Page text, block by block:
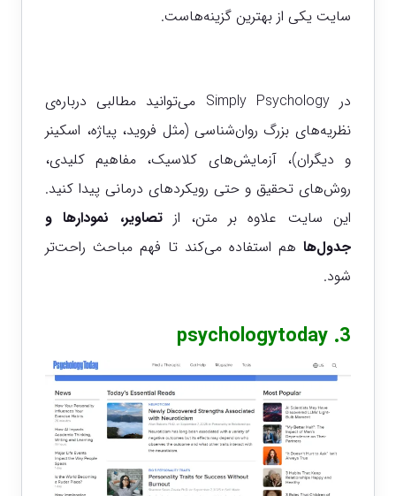
سایت یکی از بهترین گزینه‌هاست.
در Simply Psychology می‌توانید مطالبی درباره‌ی
نظریه‌های بزرگ روان‌شناسی (مثل فروید، پیاژه، اسکینر
و دیگران)، آزمایش‌های کلاسیک، مفاهیم کلیدی،
روش‌های تحقیق و حتی رویکردهای درمانی پیدا کنید.
این سایت علاوه بر متن، ازتصاویر، نمودارها و
جدول‌ها هم استفاده می‌کند تا فهم مباحث راحت‌تر
شود.
3.
psychologytoday